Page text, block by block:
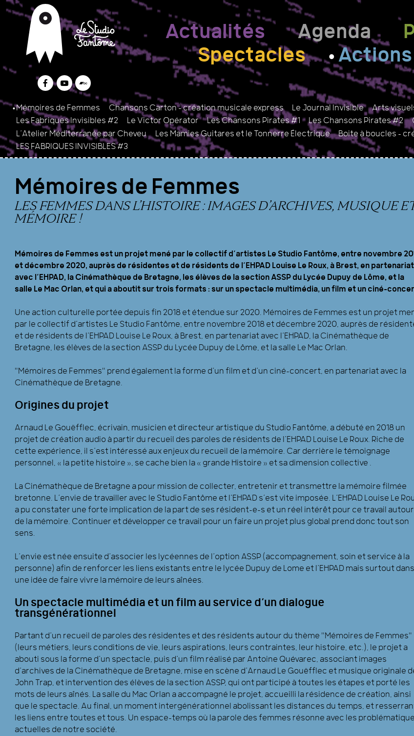
Menu Contenu Plan du site
Le Studio Fantôme Collectif d’artistes Brest
Facebook
YoutubeBandcamp
Actualités Agenda
Spectacles
Mémoires de Femmes Chansons Carton - création musicale express Le Journal Invisible Arts
Les Fabriques Invisibles #2
Le Victor Opérator Les Chansons Pirates #1 Les Chansons Pirates #2
L’Atelier Méditerranée par Cheveu
Les Mamies Guitares et le Tonnerre Électrique Boite à boucles –
LES FABRIQUES INVISIBLES #3
Mémoires de Femmes
LES FEMMES DANS L’HISTOIRE : IMAGES D’ARCHIVES, MUSIQUE
MÉMOIRE !
Mémoires de Femmes est un projet mené par le collectif d’artistes Le Studio Fantôme, entre novembre
et décembre 2020, auprès de résidentes et de résidents de l’EHPAD Louise Le Roux, à Brest, en partenariat
avec l’EHPAD, la Cinémathèque de Bretagne, les élèves de la section ASSP du Lycée Dupuy de Lôme, et la
salle Le Mac Orlan, et qui a aboutit sur trois formats : sur un spectacle multimédia, un film et un ciné-
Une action culturelle portée depuis fin 2018 et étendue sur 2020. Mémoires de Femmes est un projet
par le collectif d’artistes Le Studio Fantôme, entre novembre 2018 et décembre 2020, auprès de
et de résidents de l’EHPAD Louise Le Roux, à Brest, en partenariat avec l’EHPAD, la Cinémathèque de
Bretagne, les élèves de la section ASSP du Lycée Dupuy de Lôme, et la salle Le Mac Orlan.
"Mémoires de Femmes" prend également la forme d’un film et d’un ciné-concert, en partenariat avec la
Cinémathèque de Bretagne.
Origines du projet
Arnaud Le Gouëfflec, écrivain, musicien et directeur artistique du Studio Fantôme, a débuté en 2018 un
projet de création audio à partir du recueil des paroles de résidents de l’EHPAD Louise Le Roux. Riche de
cette expérience, il s’est intéressé aux enjeux du recueil de la mémoire. Car derrière le témoignage
personnel, « la petite histoire », se cache bien la « grande Histoire » et sa dimension collective .
La Cinémathèque de Bretagne a pour mission de collecter, entretenir et transmettre la mémoire filmée
bretonne. L’envie de travailler avec le Studio Fantôme et l’EHPAD s’est vite imposée. L’EHPAD Louise Le
a pu constater une forte implication de la part de ses résident-e-s et un réel intérêt pour ce travail autour
de la mémoire. Continuer et développer ce travail pour un faire un projet plus global prend donc tout son
sens.
L’envie est née ensuite d’associer les lycéennes de l’option ASSP (accompagnement, soin et service à la
personne) afin de renforcer les liens existants entre le lycée Dupuy de Lome et l’EHPAD mais surtout dans
une idée de faire vivre la mémoire de leurs aînées.
Un spectacle multimédia et un film au service d’un dialogue
transgénérationnel
Partant d’un recueil de paroles des résidentes et des résidents autour du thème "Mémoires de Femmes"
(leurs métiers, leurs conditions de vie, leurs aspirations, leurs contraintes, leur histoire, etc.), le projet a
abouti sous la forme d’un spectacle, puis d’un film réalisé par Antoine Quévarec, associant images
d’archives de la Cinémathèque de Bretagne, mise en scène d’Arnaud Le Gouëfflec et musique originale
John Trap, et intervention des élèves de la section ASSP, qui ont participé à toutes les étapes et porté les
mots de leurs aînés. La salle du Mac Orlan a accompagné le projet, accueilli la résidence de création, ainsi
que le spectacle. Au final, un moment intergénérationnel abolissant les distances du temps, et
les liens entre toutes et tous. Un espace-temps où la parole des femmes résonne avec les
actuelles de notre société.